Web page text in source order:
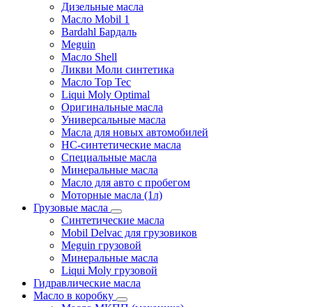
Дизельные масла
Масло Mobil 1
Bardahl Бардаль
Meguin
Масло Shell
Ликви Моли синтетика
Масло Top Tec
Liqui Moly Optimal
Оригинальные масла
Универсальные масла
Масла для новых автомобилей
HC-синтетические масла
Специальные масла
Минеральные масла
Масло для авто с пробегом
Моторные масла (1л)
Грузовые масла
Синтетические масла
Mobil Delvac для грузовиков
Meguin грузовой
Минеральные масла
Liqui Moly грузовой
Гидравлические масла
Масло в коробку